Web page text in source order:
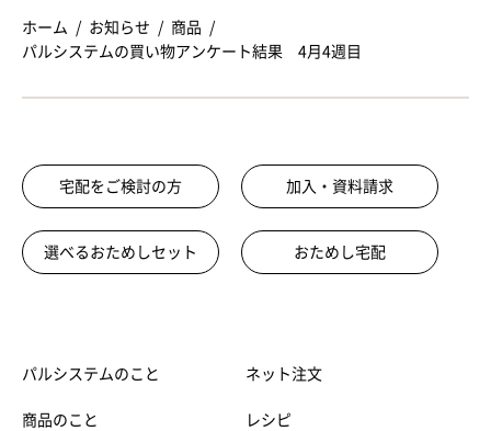
ホーム お知らせ
商品
パルシステムの買い物アンケート結果 4月4週目
宅配をご検討の方 加入・資料請求
選べるおためしセット おためし宅配
パルシステムのこと
商品のこと
ネット注文
レシピ